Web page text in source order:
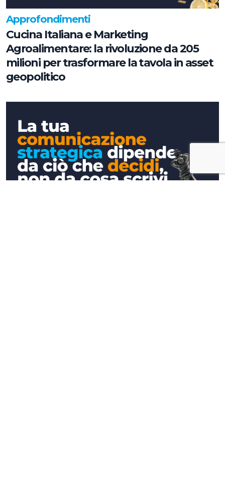
Approfondimenti
Cucina Italiana e Marketing
Agroalimentare: la rivoluzione da 205
milioni per trasformare la tavola in asset
geopolitico